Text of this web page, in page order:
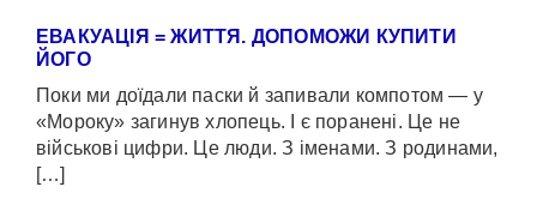
ЕВАКУАЦІЯ = ЖИТТЯ. ДОПОМОЖИ КУПИТИ
ЙОГО
Поки ми доїдали паски й запивали компотом — у
«Мороку» загинув хлопець. І є поранені. Це не
військові цифри. Це люди. З іменами. З родинами,
[…]